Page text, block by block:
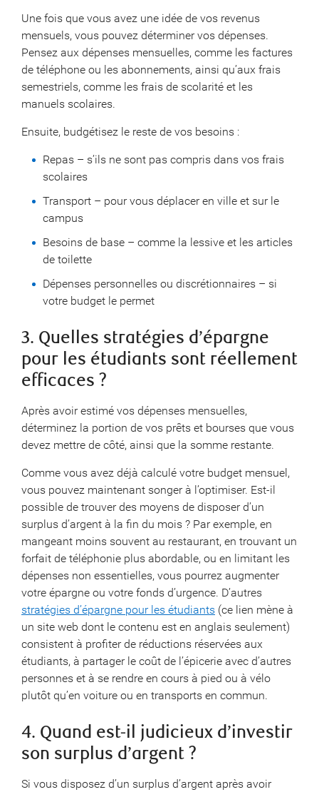
Une fois que vous avez une idée de vos revenus
mensuels, vous pouvez déterminer vos dépenses.
Pensez aux dépenses mensuelles, comme les factures
de téléphone ou les abonnements, ainsi qu’aux frais
semestriels, comme les frais de scolarité et les
manuels scolaires.
Ensuite, budgétisez le reste de vos besoins :
Repas – s’ils ne sont pas compris dans vos frais
scolaires
Transport – pour vous déplacer en ville et sur le
campus
Besoins de base – comme la lessive et les articles
de toilette
Dépenses personnelles ou discrétionnaires – si
votre budget le permet
3. Quelles stratégies d’épargne
pour les étudiants sont réellement
efficaces ?
Après avoir estimé vos dépenses mensuelles,
déterminez la portion de vos prêts et bourses que vous
devez mettre de côté, ainsi que la somme restante.
Comme vous avez déjà calculé votre budget mensuel,
vous pouvez maintenant songer à l’optimiser. Est-il
possible de trouver des moyens de disposer d’un
surplus d’argent à la fin du mois ? Par exemple, en
mangeant moins souvent au restaurant, en trouvant un
forfait de téléphonie plus abordable, ou en limitant les
dépenses non essentielles, vous pourrez augmenter
votre épargne ou votre fonds d’urgence. D’autres
stratégies d’épargne pour les étudiants (ce lien mène à
un site web dont le contenu est en anglais seulement)
consistent à profiter de réductions réservées aux
étudiants, à partager le coût de l’épicerie avec d’autres
personnes et à se rendre en cours à pied ou à vélo
plutôt qu’en voiture ou en transports en commun.
4. Quand est-il judicieux d’investir
son surplus d’argent ?
Si vous disposez d’un surplus d’argent après avoir